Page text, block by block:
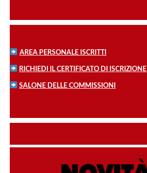
AREA PERSONALE ISCRITTI
RICHIEDI IL CERTIFICATO DI ISCRIZIONE
SALONE DELLE COMMISSIONI